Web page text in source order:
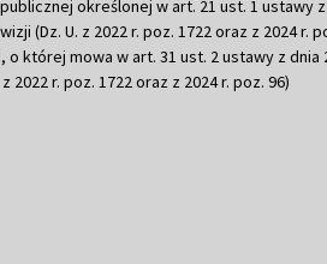
określonej w art. 21 ust. 1 ustawy z
(Dz. U. z 2022 r. poz. 1722 oraz z 2024 r.
której mowa w art. 31 ust. 2 ustawy z dnia
2022 r. poz. 1722 oraz z 2024 r. poz. 96)